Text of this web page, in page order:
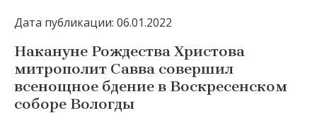
Дата публикации: 06.01.2022
Накануне Рождества Христова
митрополит Савва совершил
всенощное бдение в Воскресенском
соборе Вологды